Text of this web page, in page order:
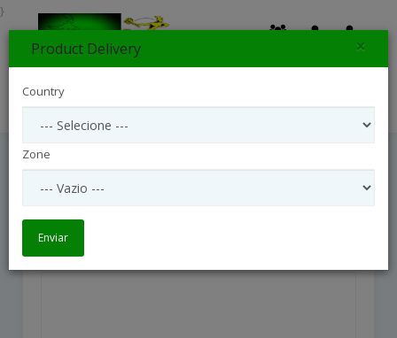
Rays Of Solace
}
Product Delivery ×
Country
Zone
Enviar